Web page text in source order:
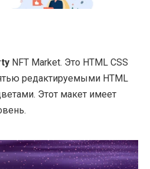
NFT Market. Это HTML CSS
редактируемыми HTML
Этот макет имеет